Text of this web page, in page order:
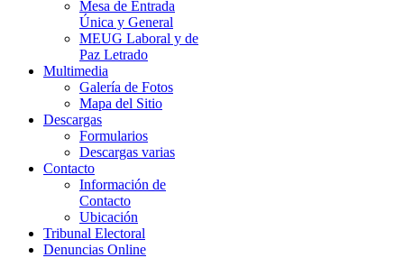
Mesa de Entrada
Única y General
MEUG Laboral y de
Paz Letrado
Multimedia
Galería de Fotos
Mapa del Sitio
Descargas
Formularios
Descargas varias
Contacto
Información de
Contacto
Ubicación
Tribunal Electoral
Denuncias Online